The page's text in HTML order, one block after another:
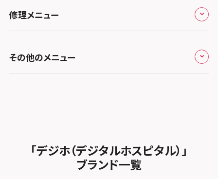
スマホスピタル テルル蒲生
スマホスピタル テルル新越谷
スマホスピタル テルル草加花栗
スマホスピタル テルル東川口
スマホスピタル テルル松戸五香
スマホスピタル名古屋金山
スマホスピタル 大府
スマホスピタル 西枇杷島
スマホスピタル 尾張旭
スマホスピタル平和が丘
スマホスピタル春日井勝川
スマホスピタル難波
スマホスピタルイオンタウン茨木太田
スマホスピタル住道オペラパーク
スマホスピタル東大阪ロンモール布施
スマホスピタル西条
スマホスピタル福岡天神
スマホスピタル熊本下通
スマホスピタル GODOモバイル大分府内町
お知らせ
修理メニュー
iPhone修理メニュー
MacBook修理メニュー
その他のメニュー
FCNTスマートフォン修理
「デジホ（デジタルホスピタル）」
ブランド一覧